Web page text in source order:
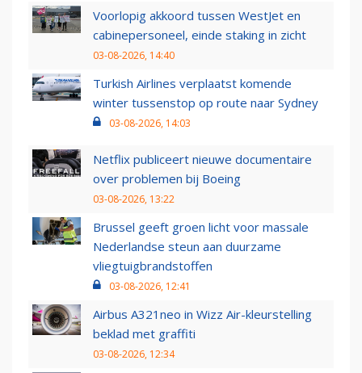
Voorlopig akkoord tussen WestJet en
cabinepersoneel, einde staking in zicht
03-08-2026, 14:40
Turkish Airlines verplaatst komende
winter tussenstop op route naar Sydney
03-08-2026, 14:03
Netflix publiceert nieuwe documentaire
over problemen bij Boeing
03-08-2026, 13:22
Brussel geeft groen licht voor massale
Nederlandse steun aan duurzame
vliegtuigbrandstoffen
03-08-2026, 12:41
Airbus A321neo in Wizz Air-kleurstelling
beklad met graffiti
03-08-2026, 12:34